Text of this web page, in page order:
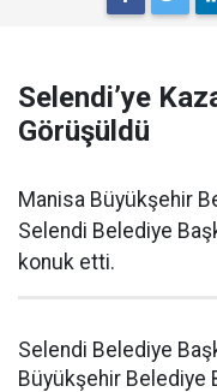
Selendi’ye
Görüşüldü
Manisa Büyükşehir
Selendi Belediye
konuk etti.
Selendi Belediye
Büyükşehir Belediye